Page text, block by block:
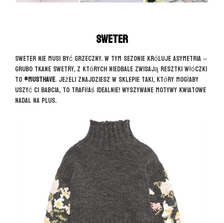
Sweter
Sweter nie musi być grzeczny. W tym sezonie króluje asymetria –
grubo tkane swetry, z których niedbale zwisają resztki włóczki
to #musthave. Jeżeli znajdziesz w sklepie taki, który mogłaby
uszyć Ci babcia, to trafiłaś idealnie! Wyszywane motywy kwiatowe
nadal na plus.